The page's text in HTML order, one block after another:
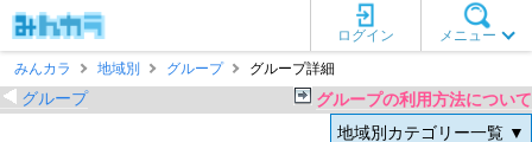
メニュー
ログイン
みんカラ
地域別 グループ グループ詳細
グループ
グループの利用方法について
地域別カテゴリー一覧 ▼